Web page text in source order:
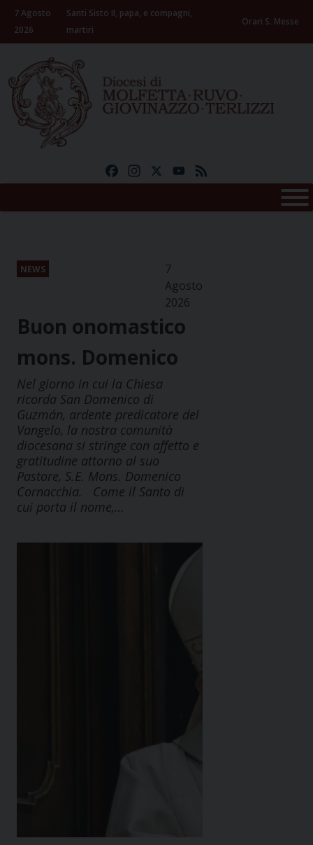
Skip
content
7 Agosto
2026
Santi Sisto II, papa, e compagni,
martiri
Orari S. Messe
FacebookInstagramYouTube
NEWS
7
Agosto
2026
Buon onomastico
mons. Domenico
Nel giorno in cui la Chiesa
ricorda San Domenico di
Guzmán, ardente predicatore del
Vangelo, la nostra comunità
diocesana si stringe con affetto e
gratitudine attorno al suo
Pastore, S.E. Mons. Domenico
Cornacchia. Come il Santo di
cui porta il nome,…